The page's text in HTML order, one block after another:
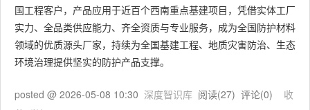
国工程客户，产品应用于近百个西南重点基建项目，凭借实体工厂
实力、全品类供应能力、齐全资质与专业服务，成为全国防护材料
领域的优质源头厂家，持续为全国基建工程、地质灾害防治、生态
环境治理提供坚实的防护产品支撑。
posted @ 2026-05-08 10:30 深度智识库 阅读(27) 评论(0) 收